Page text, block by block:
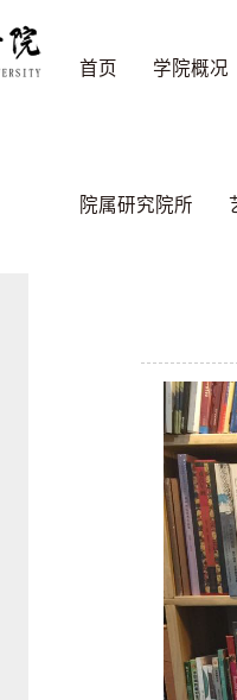
首页 学院概况
院属研究院所